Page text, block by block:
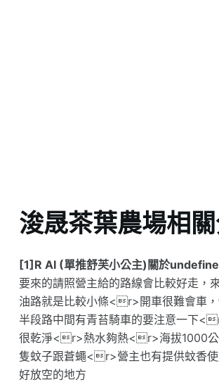
浚晟茶葉農場相
[1]R AI (單推舒芙小公主)關於
要來的請照營主給的路線會比較好走，
油路就是比較小條<r>開車很難會車
半段路中間有青苔騎車的要注意一下
很乾淨<r>熱水夠熱<r>海拔1000公
隻蚊子跟蒼蠅<r>營主也有提供蚊香
好放空的地方